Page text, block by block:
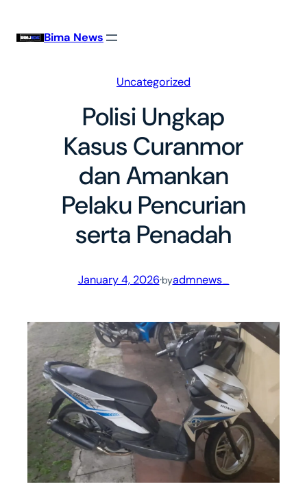
Bima News
Uncategorized
Polisi Ungkap
Kasus Curanmor
dan Amankan
Pelaku Pencurian
serta Penadah
January 4, 2026·byadmnews_